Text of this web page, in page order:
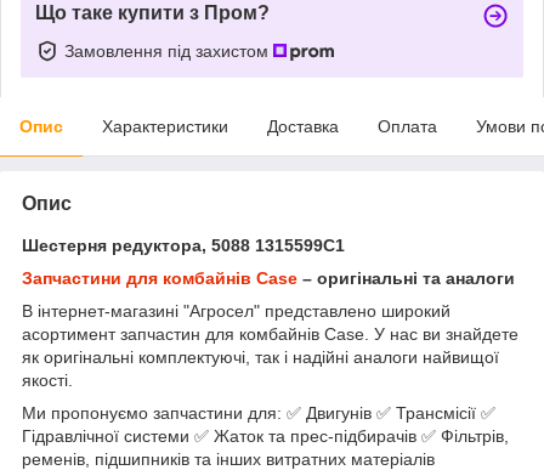
Що таке купити з Пром?
Замовлення під захистом
Опис Характеристики Доставка Оплата Умови
Опис
Шестерня редуктора, 5088 1315599C1
Запчастини для комбайнів Case – оригінальні та аналоги
В інтернет-магазині "Агросел" представлено широкий
асортимент запчастин для комбайнів Case. У нас ви знайдете
як оригінальні комплектуючі, так і надійні аналоги найвищої
якості.
Ми пропонуємо запчастини для: ✅ Двигунів ✅ Трансмісії ✅
Гідравлічної системи ✅ Жаток та прес-підбирачів ✅ Фільтрів,
ременів, підшипників та інших витратних матеріалів